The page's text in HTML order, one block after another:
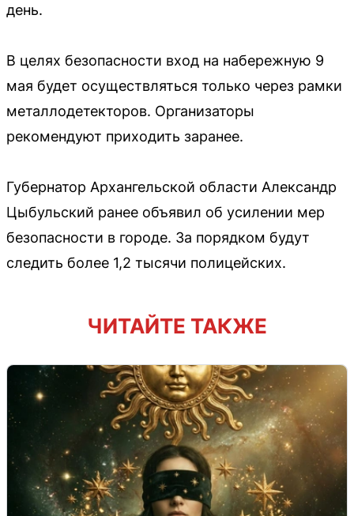
день.
В целях безопасности вход на набережную 9
мая будет осуществляться только через рамки
металлодетекторов. Организаторы
рекомендуют приходить заранее.
Губернатор Архангельской области Александр
Цыбульский ранее объявил об усилении мер
безопасности в городе. За порядком будут
следить более 1,2 тысячи полицейских.
ЧИТАЙТЕ ТАКЖЕ